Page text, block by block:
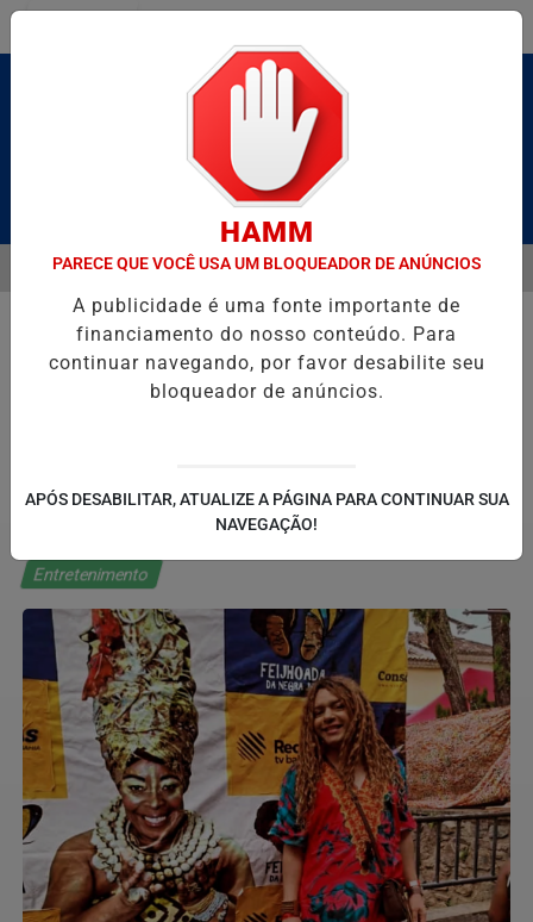
Pesquisar Notícia
E CAIQUE PIMENTA COM O MELHOR DO AXÉ DAS ANTIGAS
EM ALTA
MENU
Entretenimento
HAMM
PARECE QUE VOCÊ USA UM BLOQUEADOR DE ANÚNCIOS
A publicidade é uma fonte importante de
financiamento do nosso conteúdo. Para
continuar navegando, por favor desabilite seu
bloqueador de anúncios.
APÓS DESABILITAR, ATUALIZE A PÁGINA PARA CONTINUAR SUA
NAVEGAÇÃO!